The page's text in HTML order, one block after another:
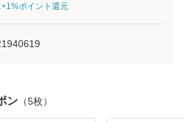
ポイント還元
ン （5枚）